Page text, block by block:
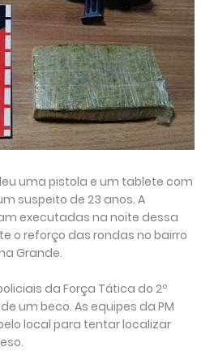
uma pistola e um tablete com
suspeito de 23 anos. A
executadas na noite dessa
o reforço das rondas no bairro
Grande.
da Força Tática do 2º
um beco. As equipes da PM
local para tentar localizar